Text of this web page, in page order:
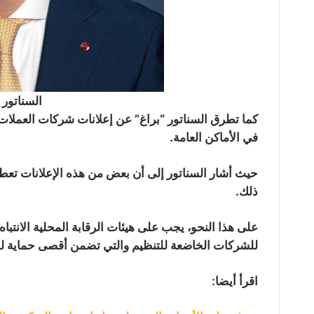
كما تطرق السناتور “براغ” عن إعلانات شركات
في الأماكن العامة.
حيث أشار السناتور إلى أن بعض من هذه الإعلانات
ذلك.
على هذا النحو، يجب على هيئات الرقابة المحلية
للشركات الخاضعة للتنظيم والتي تضمن أقصى حماية
اقرأ أيضا: